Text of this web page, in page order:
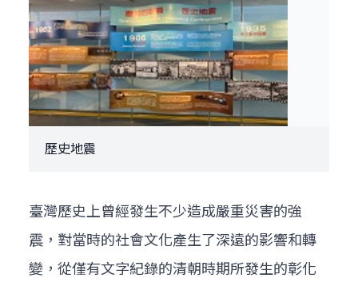
歷史地震
臺灣歷史上曾經發生不少造成嚴重災害的強
震，對當時的社會文化產生了深遠的影響和轉
變，從僅有文字紀錄的清朝時期所發生的彰化